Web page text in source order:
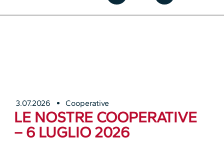
3.07.2026 Cooperative
LE NOSTRE COOPERATIVE
– 6 LUGLIO 2026